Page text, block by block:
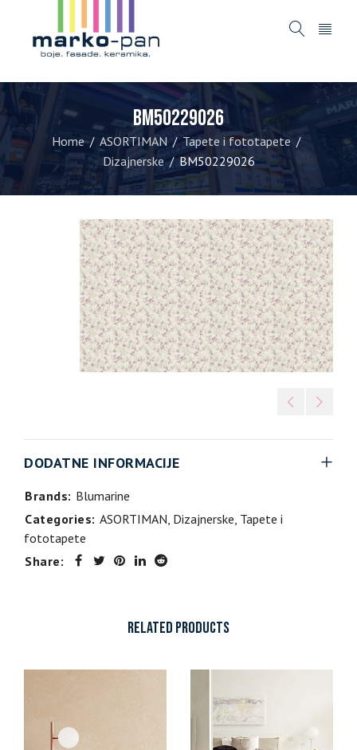
BM50229026
Home / ASORTIMAN / Tapete i fototapete /
Dizajnerske / BM50229026
DODATNE INFORMACIJE
Brands: Blumarine
Categories: ASORTIMAN Dizajnerske Tapete i
fototapete
Share:
RELATED PRODUCTS